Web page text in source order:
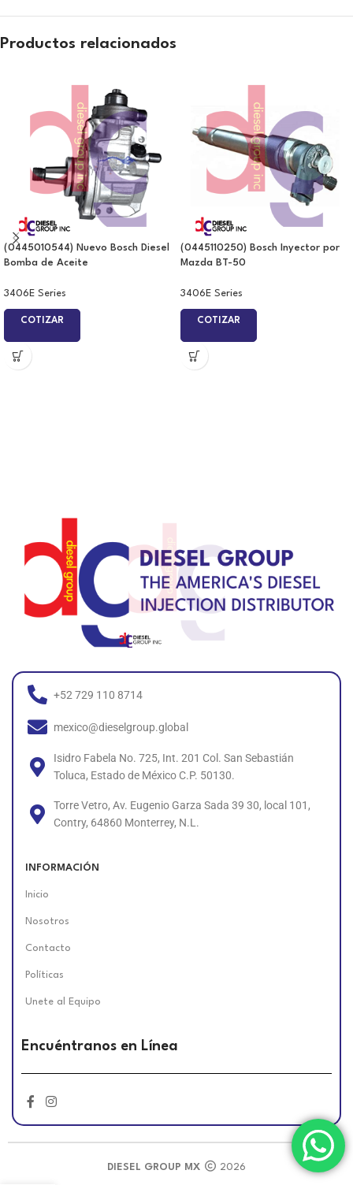
Productos relacionados
(0445010544) Nuevo Bosch Diesel
Bomba de Aceite
3406E Series
COTIZAR
(0445110250) Bosch Inyector por
Mazda BT-50
3406E Series
COTIZAR
+52 729 110 8714
mexico@dieselgroup.global
Isidro Fabela No. 725, Int. 201 Col. San Sebastián
Toluca, Estado de México C.P. 50130.
Torre Vetro, Av. Eugenio Garza Sada 39 30, local 101,
Contry, 64860 Monterrey, N.L.
INFORMACIÓN
Inicio
Nosotros
Contacto
Políticas
Unete al Equipo
Encuéntranos en Línea
DIESEL GROUP MX 2026